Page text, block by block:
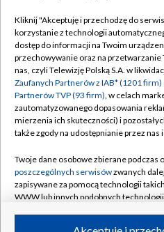
Abonament TVP
Emisja w TVP
Centrum informacji TVP
Naziemna Telewizja Cyfrowa
Rada Programowa
System NOS
Informacje o nadawcy
Polityka
Moje
Kliknij "Akceptuję i przechodzę do
korzystanie z technologii
dostęp do informacji na Twoim
przechowywanie oraz na przetwarzanie
nas, czyli Telewizję Polską S.A. w
Zaufanych Partnerów z IAB* (1201 firm)
Partnerów TVP (93 firm), w celach
zautomatyzowanego dopasowania
mierzenia ich skuteczności) i
także zgody na udostępnianie przez nas
Twoje dane osobowe zbierane podczas
poszczególnych serwisówzwanych
zapisywane za pomocą technologii
WWW lub innych podobnych